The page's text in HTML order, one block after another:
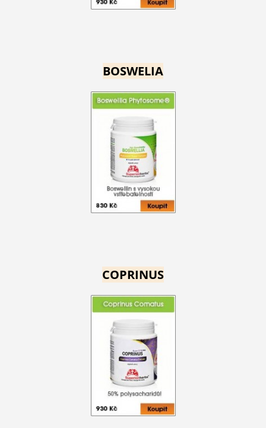
BOSWELIA
COPRINUS